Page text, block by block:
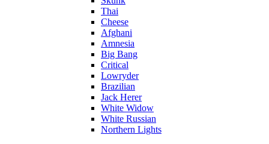
Thai
Cheese
Afghani
Amnesia
Big Bang
Critical
Lowryder
Brazilian
Jack Herer
White Widow
White Russian
Northern Lights